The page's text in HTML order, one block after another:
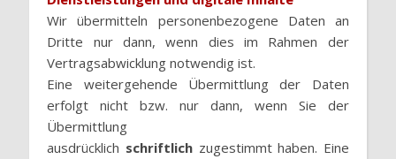
Wir übermitteln personenbezogene Daten an
Dritte nur dann, wenn dies im Rahmen der
Vertragsabwicklung notwendig ist.
Eine weitergehende Übermittlung der Daten
erfolgt nicht bzw. nur dann, wenn Sie der
Übermittlung
ausdrücklich schriftlichzugestimmt haben. Eine